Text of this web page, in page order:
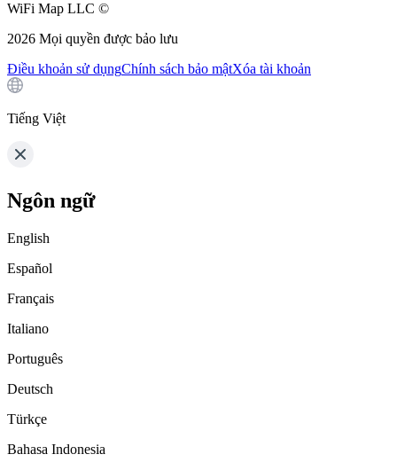
WiFi Map LLC ©
2026 Mọi quyền được bảo lưu
Điều khoản sử dụngChính sách bảo mậtXóa tài khoản
Tiếng Việt
Ngôn ngữ
English
Español
Français
Italiano
Português
Deutsch
Türkçe
Bahasa Indonesia